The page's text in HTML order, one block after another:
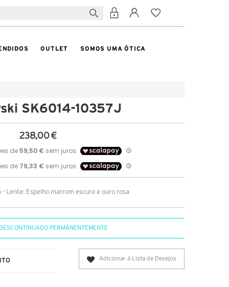
OUTLET SOMOS UMA ÓTICA
SK6014-10357J
238,00 €
- Lente: Espelho marrom escuro e ouro rosa
PERMANENTEMENTE
Adicionar à Lista de Desejos